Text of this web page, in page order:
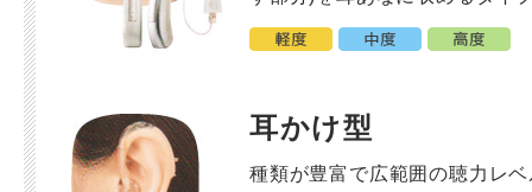
耳かけ型
種類が豊富で広範囲の聴力レ